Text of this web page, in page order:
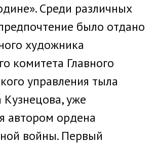
Среди различных
было отдано
художника
комитета Главного
управления тыла
уже
автором ордена
войны. Первый